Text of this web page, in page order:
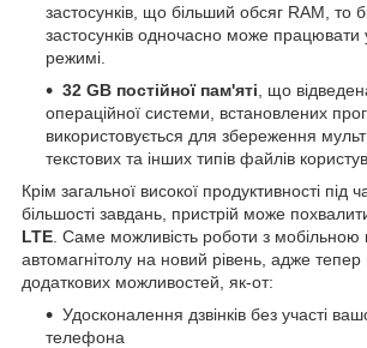
застосунків, що більший обсяг RAM, то
застосунків одночасно може
режимі.
32 GB постійної пам'яті , що
операційної системи, встановлених
використовується для збереження
текстових та інших типів файлів
Крім загальної високої продуктивності під
більшості завдань, пристрій може
LTE . Саме можливість роботи з
автомагнітолу на новий рівень, адже тепер
додаткових можливостей, як-от:
Удосконалення дзвінків без участі
телефона